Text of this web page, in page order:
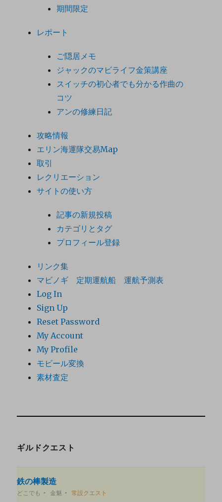
期間限定
レポート
ご隠居メモ
ジャックのマビライフ金策講座
スイッチの初心者でも分かる作曲の
コツ
アンの修練日記
攻略情報
エリン海運隊交易Map
取引
レクリエーション
サイトの使い方
記事の新規投稿
カテゴリとタグ
プロフィール登録
リンク集
マビノギ 定期運航船 運航予測表
Log In
Sign Up
Reset Password
My Account
My Profile
モビール変換
素材査定
ギルドクエスト
鉄の棒製造
どこでも 金魅 常設クエスト